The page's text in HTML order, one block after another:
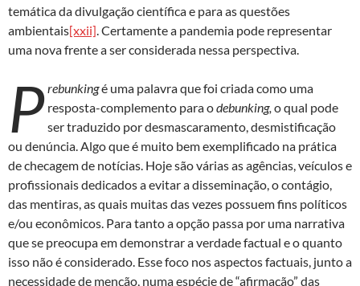
temática da divulgação científica e para as questões
ambientais[xxii]. Certamente a pandemia pode representar
uma nova frente a ser considerada nessa perspectiva.
P rebunkingé uma palavra que foi criada como uma
resposta-complemento para odebunking, o qual pode
ser traduzido por desmascaramento, desmistificação
ou denúncia. Algo que é muito bem exemplificado na prática
de checagem de notícias. Hoje são várias as agências, veículos e
profissionais dedicados a evitar a disseminação, o contágio,
das mentiras, as quais muitas das vezes possuem fins políticos
e/ou econômicos. Para tanto a opção passa por uma narrativa
que se preocupa em demonstrar a verdade factual e o quanto
isso não é considerado. Esse foco nos aspectos factuais, junto a
necessidade de menção, numa espécie de “afirmação” das